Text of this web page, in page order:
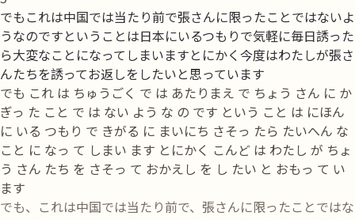
でもこれは中国では当たり前で張さんに限ったことではないよ
うなのですということは日本にいるつもりで気軽に毎日誘った
ら大変なことになってしまいますとにかく今度はわたしが張さ
んたちを誘ってお返しをしたいと思っています
でも これ は ちゅうごく で は あたりまえ で ちょう さん に か
ぎっ た こと で は ない よう な の です という こと は にほん
に いる つもり で きがる に まいにち さそっ たら たいへん な
こと に なっ て しまい ます とにかく こんど は わたし が ちょ
う さん たち を さそっ て おかえし を し たい と おもっ て い
ます
でも、これは中国では当たり前で、張さんに限ったことではな